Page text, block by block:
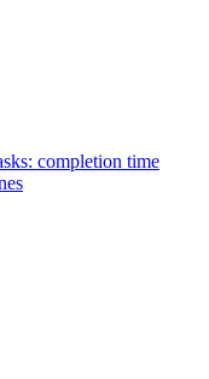
completion time